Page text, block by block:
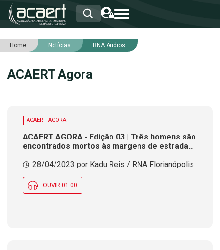
HOME
ASSOCIADOS
SERVIÇOS
Home Notícias RNA Áudios
ACAERT Agora
ACAERT AGORA
ACAERT AGORA - Edição 03 | Três homens são
encontrados mortos às margens de estrada
28/04/2023 por Kadu Reis / RNA Florianópolis
OUVIR 01:00